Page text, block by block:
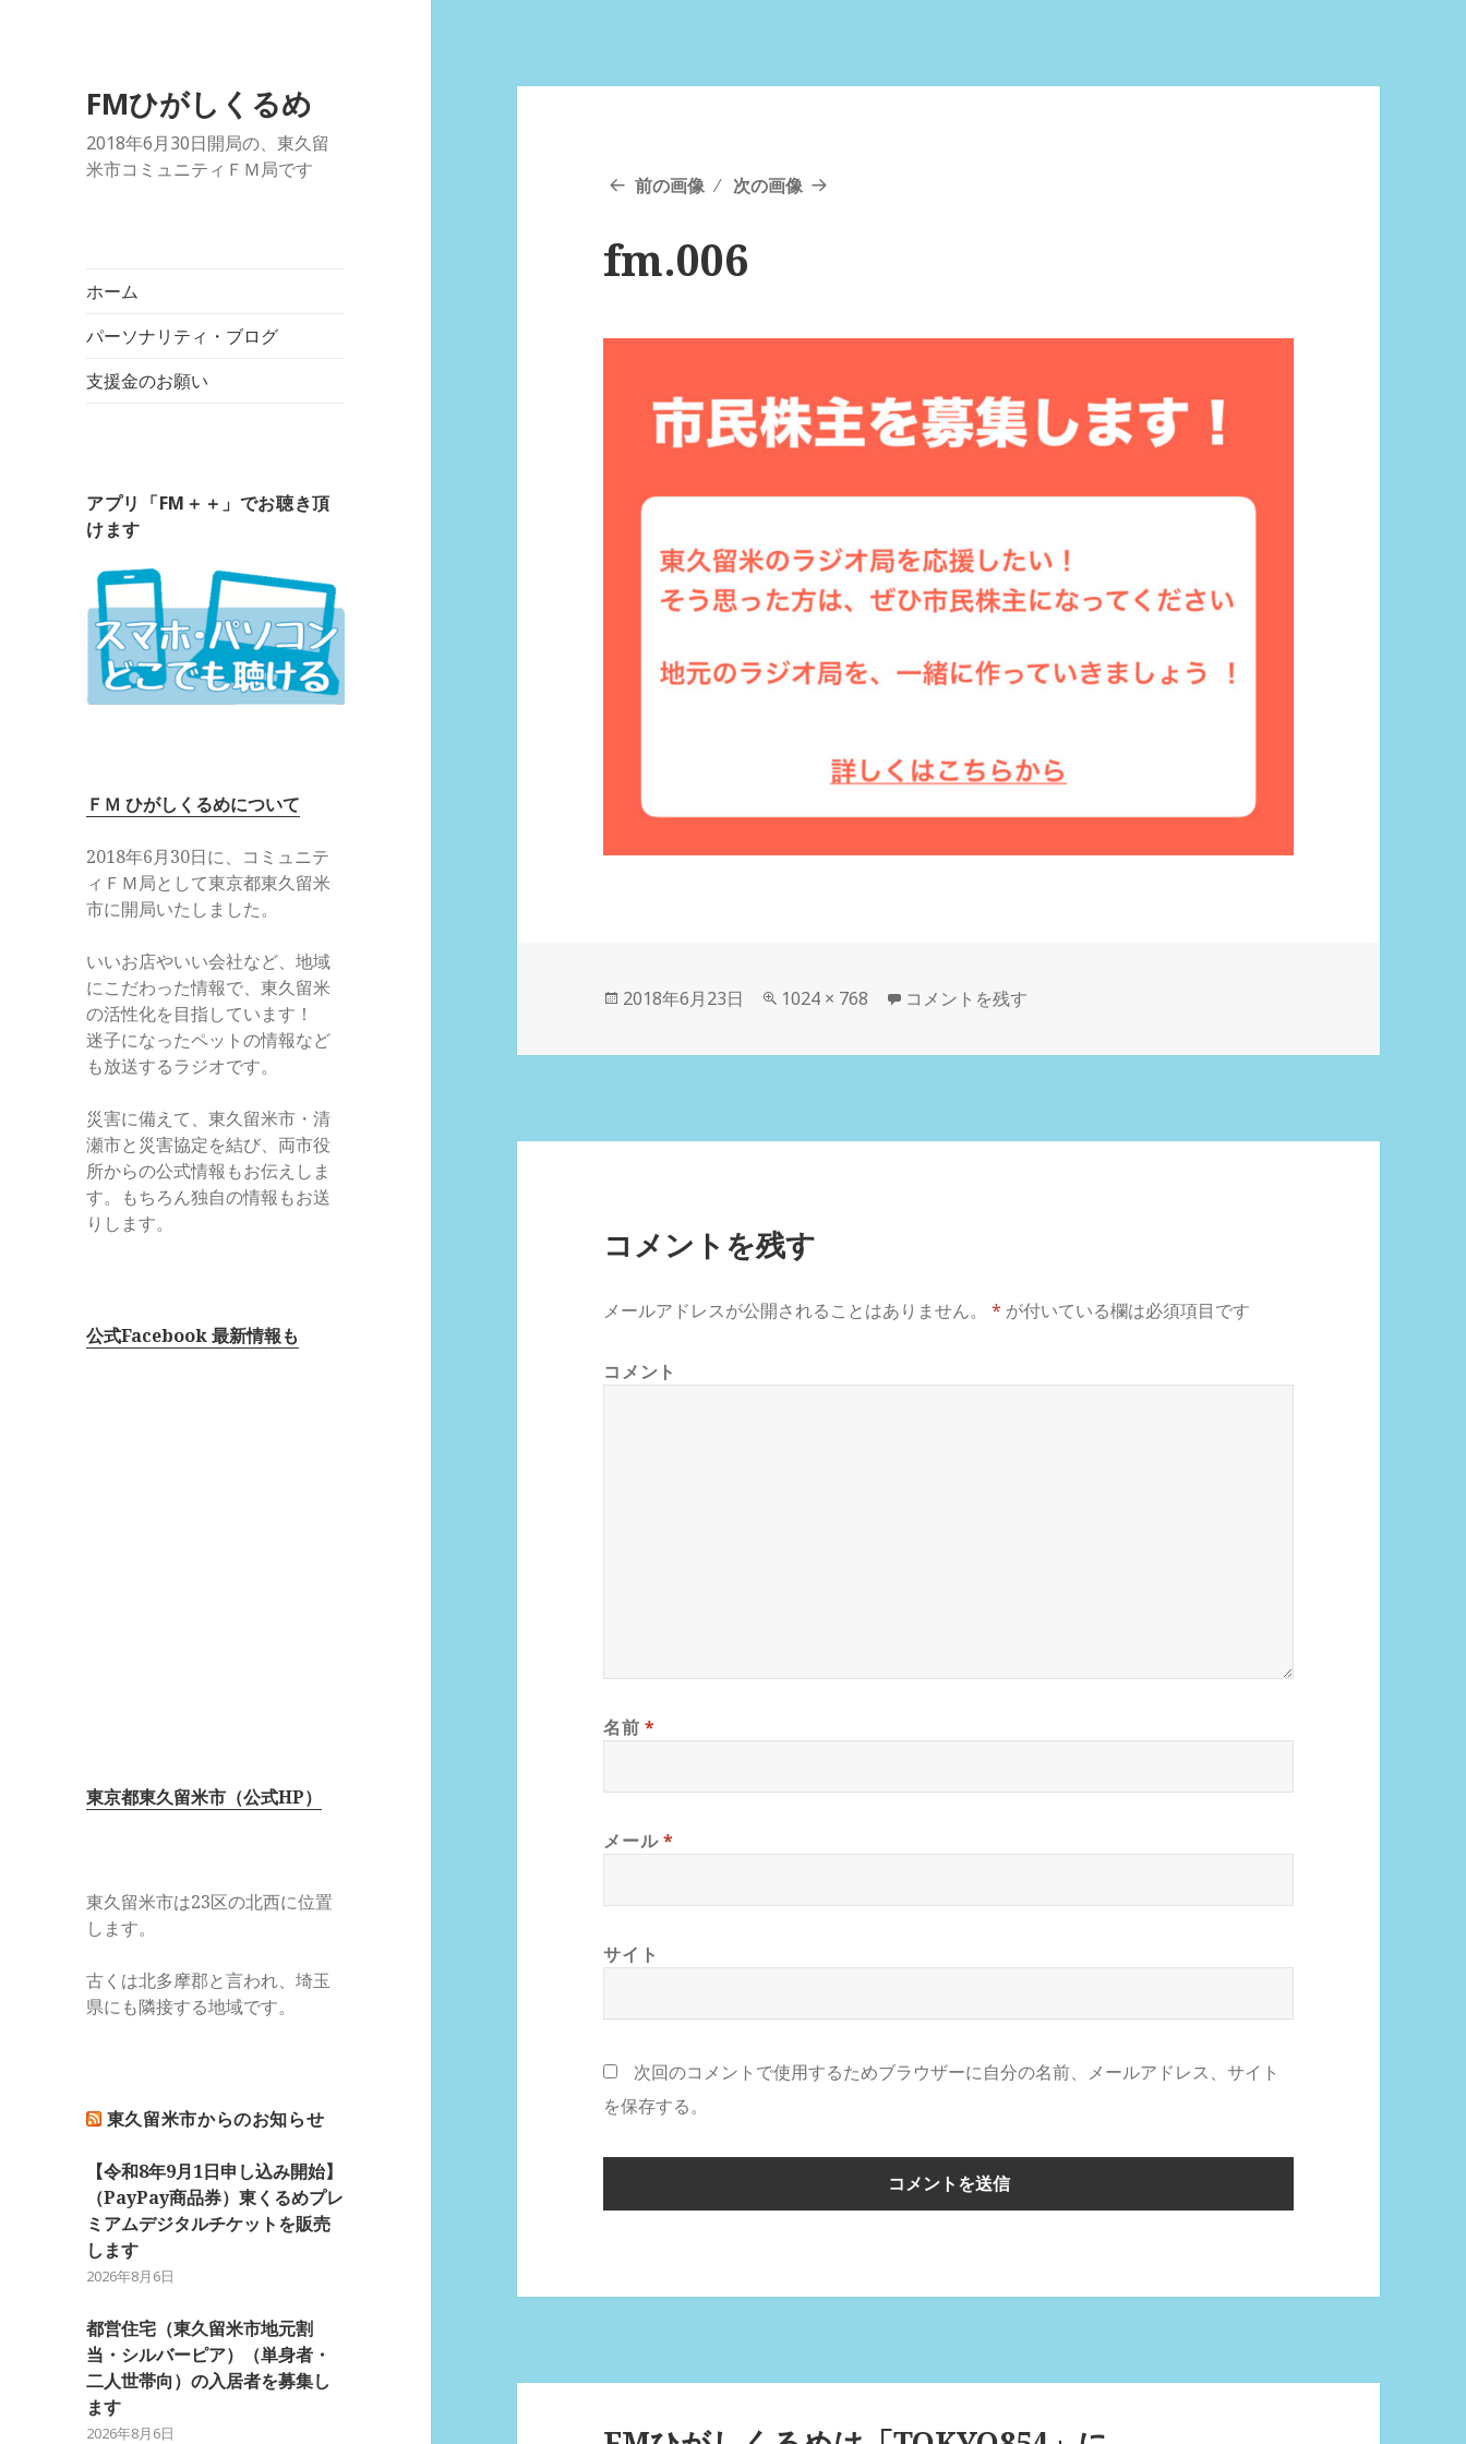
FMひがしくるめ
2018年6月30日開局の、東久留
米市コミュニティＦＭ局です
ホーム
パーソナリティ・ブログ
支援金のお願い
アプリ「FM＋＋」でお聴き頂
けます
ＦＭ ひがしくるめについて
2018年6月30日に、コミュニテ
ィＦＭ局として東京都東久留米
市に開局いたしました。
いいお店やいい会社など、地域
にこだわった情報で、東久留米
の活性化を目指しています！
迷子になったペットの情報など
も放送するラジオです。
災害に備えて、東久留米市・清
瀬市と災害協定を結び、両市役
所からの公式情報もお伝えしま
す。もちろん独自の情報もお送
りします。
公式Facebook 最新情報も
東京都東久留米市（公式HP）
東久留米市は23区の北西に位置
します。
古くは北多摩郡と言われ、埼玉
県にも隣接する地域です。
東久留米市からのお知らせ
【令和8年9月1日申し込み開始】
（PayPay商品券）東くるめプレ
ミアムデジタルチケットを販売
します
2026年8月6日
都営住宅（東久留米市地元割
当・シルバーピア）（単身者・
二人世帯向）の入居者を募集し
ます
2026年8月6日
前の画像 次の画像
fm.006
投
日:
2018年6月23日
フ
サ
1024 × 768 fm.006 に
コメントを残す
コメントを残す
メールアドレスが公開されることはありません。 * が付いている欄は必須項目です
コメント
名前*
メール*
サイト
次回のコメントで使用するためブラウザーに自分の名前、メールアドレス、サイト
を保存する。